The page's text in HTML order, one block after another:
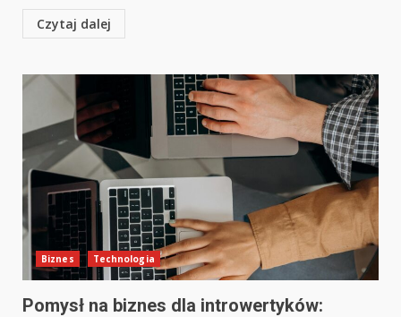
Czytaj dalej
Biznes Technologia
Pomysł na biznes dla introwertyków: